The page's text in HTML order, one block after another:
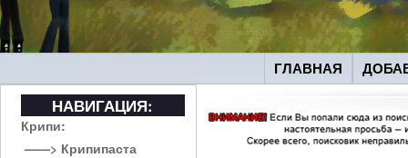
ГЛАВНАЯ
НАВИГАЦИЯ:
Крипи:
——> Крипипаста